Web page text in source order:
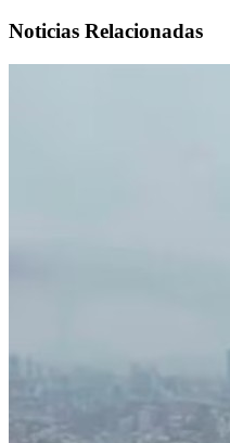
Noticias Relacionadas